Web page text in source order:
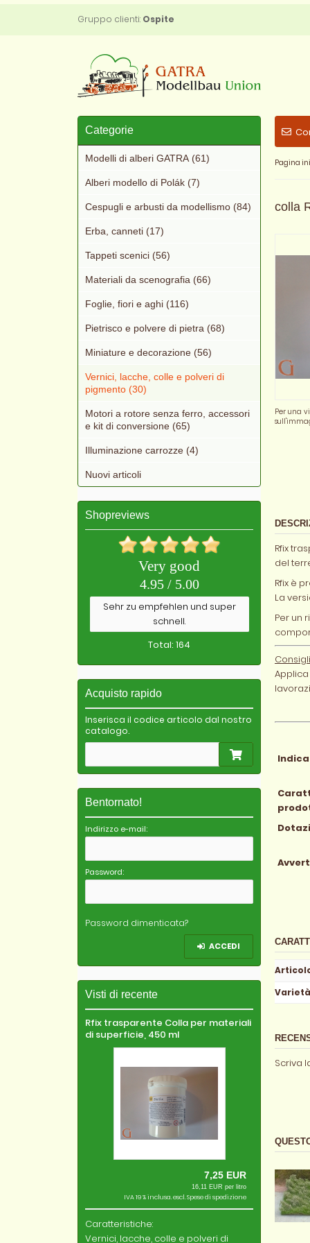
Gruppo clienti: Ospite
Pagina
colla
Per una
Rfix
del
Rfix è
La
Per un
Varietà
Scriva
Categorie
Modelli di alberi GATRA (61)
Alberi modello di Polák (7)
Cespugli e arbusti da modellismo (84)
Erba, canneti (17)
Tappeti scenici (56)
Materiali da scenografia (66)
Foglie, fiori e aghi (116)
Pietrisco e polvere di pietra (68)
Miniature e decorazione (56)
Vernici, lacche, colle e polveri di
pigmento (30)
Motori a rotore senza ferro, accessori
e kit di conversione (65)
Illuminazione carrozze (4)
Nuovi articoli
Shopreviews
Very good
4.95 / 5.00
Sehr zu empfehlen und super
schnell.
Total: 164
Acquisto rapido
Inserisca il codice articolo dal nostro
catalogo.
Bentornato!
Indirizzo e-mail:
Password:
Password dimenticata?
ACCEDI
Visti di recente
Rfix trasparente Colla per materiali
di superficie, 450 ml
7,25 EUR
16,11 EUR per litro
IVA 19 % inclusa. escl.Spese di spedizione
Caratteristiche:
Vernici, lacche, colle e polveri di